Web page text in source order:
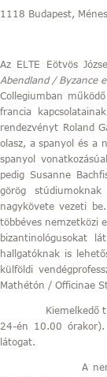
1118 Budapest,
Az ELTE Eötvös
Abendland / Byzance
Collegiumban
francia
rendezvényt Roland
olasz, a spanyol és a
spanyol
pedig Susanne
görög
nagykövete vezeti
többéves nemzetközi
bizantinológusokat
hallgatóknak is
külföldi
Mathétón / Officinae
Kiemelkedő
24-én 10.00 órakor).
látogat.
A nemzetközi